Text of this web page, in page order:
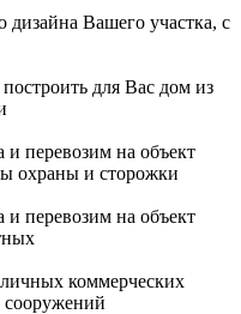
Вашего участка, с
для Вас дом из
и перевозим на объект
охраны и сторожки
и перевозим на объект
коммерческих